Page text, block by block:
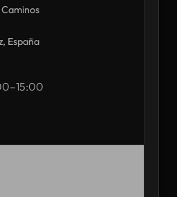
España